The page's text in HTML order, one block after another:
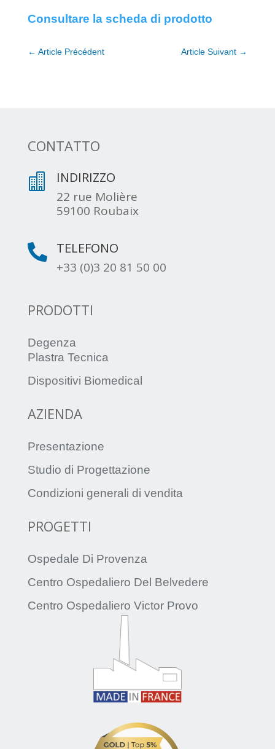
Consultare la scheda di prodotto
← Article Précédent Article Suivant →
CONTATTO
 INDIRIZZO
22 rue Molière
59100 Roubaix
 TELEFONO
+33 (0)3 20 81 50 00
PRODOTTI
Degenza
Plastra Tecnica
Dispositivi Biomedical
AZIENDA
Presentazione
Studio di Progettazione
Condizioni generali di vendita
PROGETTI
Ospedale Di Provenza
Centro Ospedaliero Del Belvedere
Centro Ospedaliero Victor Provo